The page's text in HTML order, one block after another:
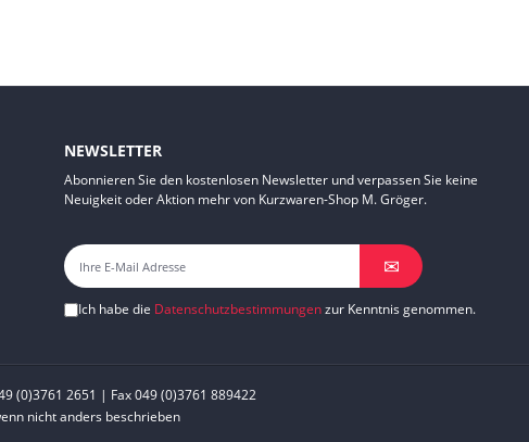
NEWSLETTER
Abonnieren Sie den kostenlosen Newsletter und verpassen Sie keine
Neuigkeit oder Aktion mehr von Kurzwaren-Shop M. Gröger.
✉
Ich habe die Datenschutzbestimmungenzur Kenntnis genommen.
(0)3761 2651 | Fax 049 (0)3761 889422
nicht anders beschrieben